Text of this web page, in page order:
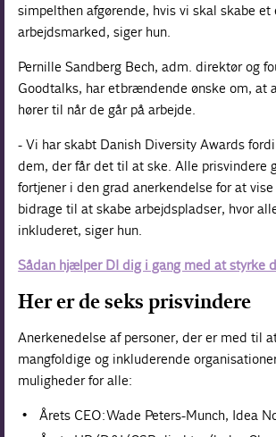
simpelthen afgørende, hvis vi skal skabe
arbejdsmarked, siger hun.
Pernille Sandberg Bech, adm. direktør og
Goodtalks, har et brændende ønske om, at
hører til når de går på arbejde.
- Vi har skabt Danish Diversity Awards
dem, der får det til at ske. Alle prisvindere
fortjener i den grad anerkendelse for at
bidrage til at skabe arbejdspladser, hvor
inkluderet, siger hun.
Sådan hjælper DI dig i gang med at styrke
Her er de seks prisvindere
Anerkenedelse af personer, der er med til
mangfoldige og inkluderende
muligheder for alle:
Årets CEO: Wade Peters-Munch, Idea